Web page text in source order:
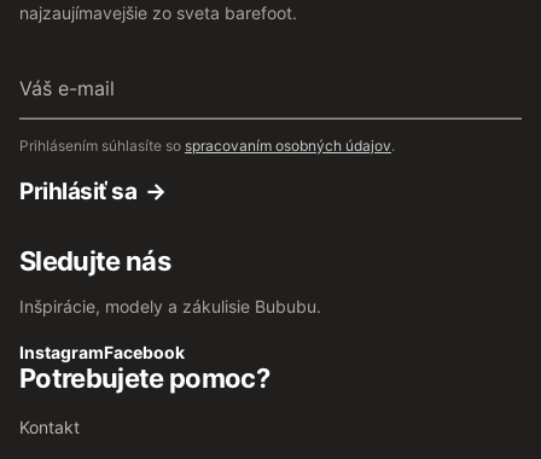
najzaujímavejšie zo sveta barefoot.
e-
mail
Prihlásením súhlasíte so spracovaním osobných údajov.
Prihlásiť sa
Sledujte nás
Inšpirácie, modely a zákulisie Bububu.
InstagramFacebook
Potrebujete pomoc?
Kontakt